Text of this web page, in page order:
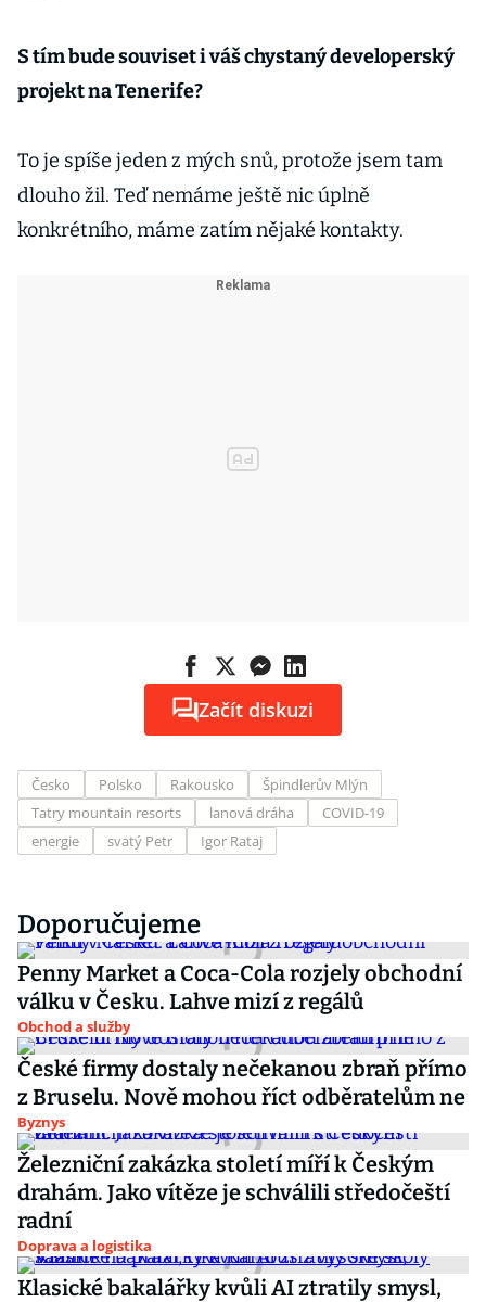
S tím bude souviset i váš chystaný developerský
projekt na Tenerife?
To je spíše jeden z mých snů, protože jsem tam
dlouho žil. Teď nemáme ještě nic úplně
konkrétního, máme zatím nějaké kontakty.
Začít diskuzi
Česko Polsko Rakousko
Špindlerův Mlýn
Tatry mountain resorts
lanová dráha
COVID-19
energie
svatý Petr Igor Rataj
Doporučujeme
Penny Market a Coca-Cola rozjely obchodní
válku v Česku. Lahve mizí z regálů
Obchod a služby
České firmy dostaly nečekanou zbraň přímo
z Bruselu. Nově mohou říct odběratelům ne
Byznys
Železniční zakázka století míří k Českým
drahám. Jako vítěze je schválili středočeští
radní
Doprava a logistika
Klasické bakalářky kvůli AI ztratily smysl,